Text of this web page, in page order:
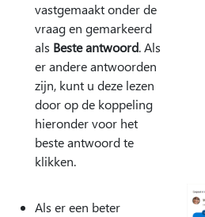
vastgemaakt onder de
vraag en gemarkeerd
als Beste antwoord. Als
er andere antwoorden
zijn, kunt u deze lezen
door op de koppeling
hieronder voor het
beste antwoord te
klikken.
Als er een beter